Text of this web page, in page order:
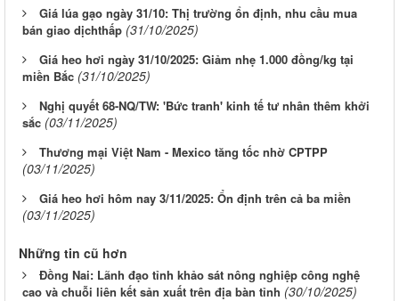
Giá lúa gạo ngày 31/10: Thị trường ổn định, nhu cầu mua
bán giao dịchthấp (31/10/2025)
Giá heo hơi ngày 31/10/2025: Giảm nhẹ 1.000 đồng/kg tại
miền Bắc (31/10/2025)
Nghị quyết 68-NQ/TW: 'Bức tranh' kinh tế tư nhân thêm khởi
sắc (03/11/2025)
Thương mại Việt Nam - Mexico tăng tốc nhờ CPTPP
(03/11/2025)
Giá heo hơi hôm nay 3/11/2025: Ổn định trên cả ba miền
(03/11/2025)
Những tin cũ hơn
Đồng Nai: Lãnh đạo tỉnh khảo sát nông nghiệp công nghệ
cao và chuỗi liên kết sản xuất trên địa bàn tỉnh (30/10/2025)